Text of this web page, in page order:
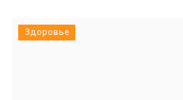
Здоровье